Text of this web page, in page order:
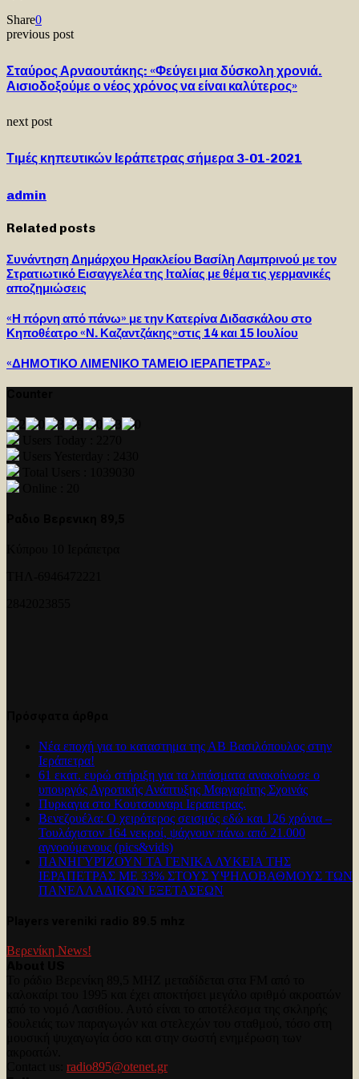
Share0
previous post
Σταύρος Αρναουτάκης: «Φεύγει μια δύσκολη χρονιά.
Αισιοδοξούμε ο νέος χρόνος να είναι καλύτερος»
next post
Τιμές κηπευτικών Ιεράπετρας σήμερα 3-01-2021
admin
Related posts
Συνάντηση Δημάρχου Ηρακλείου Βασίλη Λαμπρινού με τον
Στρατιωτικό Εισαγγελέα της Ιταλίας με θέμα τις γερμανικές
αποζημιώσεις
«Η πόρνη από πάνω» με την Κατερίνα Διδασκάλου στο
Κηποθέατρο «Ν. Καζαντζάκης»στις 14 και 15 Ιουλίου
«ΔΗΜΟΤΙΚΟ ΛΙΜΕΝΙΚΟ ΤΑΜΕΙΟ ΙΕΡΑΠΕΤΡΑΣ»
Νέα εποχή για το καταστημα της ΑΒ Βασιλόπουλος στην
Ιεράπετρα!
61 εκατ. ευρώ στήριξη για τα λιπάσματα ανακοίνωσε ο
υπουργός Αγροτικής Ανάπτυξης Μαργαρίτης Σχοινάς
Πυρκαγια στο Κουτσουναρι Ιεραπετρας.
Βενεζουέλα: Ο χειρότερος σεισμός εδώ και 126 χρόνια –
Τουλάχιστον 164 νεκροί, ψάχνουν πάνω από 21.000
αγνοούμενους (pics&vids)
ΠΑΝΗΓΥΡΊΖΟΥΝ ΤΑ ΓΕΝΙΚΑ ΛΥΚΕΙΑ ΤΗΣ
ΙΕΡΑΠΕΤΡΑΣ ΜΕ 33% ΣΤΟΥΣ ΥΨΗΛΟΒΑΘΜΟΥΣ ΤΩΝ
ΠΑΝΕΛΛΑΔΙΚΩΝ ΕΞΕΤΑΣΕΩΝ
Βερενίκη News!
radio895@otenet.gr